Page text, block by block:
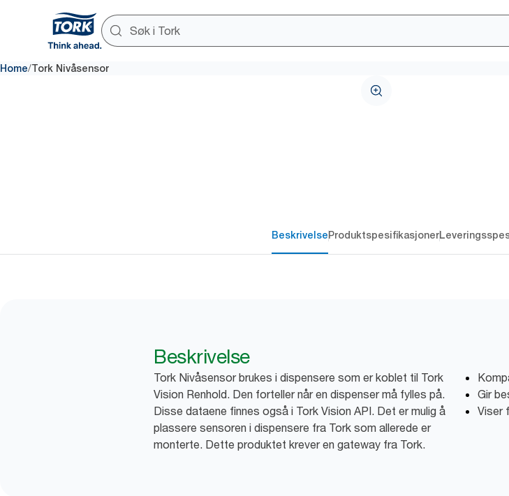
Home/Tork Nivåsensor
BeskrivelseProduktspesifikasjoner
Beskrivelse
Tork Nivåsensor brukes i dispensere som er koblet til Tork
Vision Renhold. Den forteller når en dispenser må fylles på.
Disse dataene finnes også i Tork Vision API. Det er mulig å
plassere sensoren i dispensere fra Tork som allerede er
monterte. Dette produktet krever en gateway fra Tork.
Gir
Viser